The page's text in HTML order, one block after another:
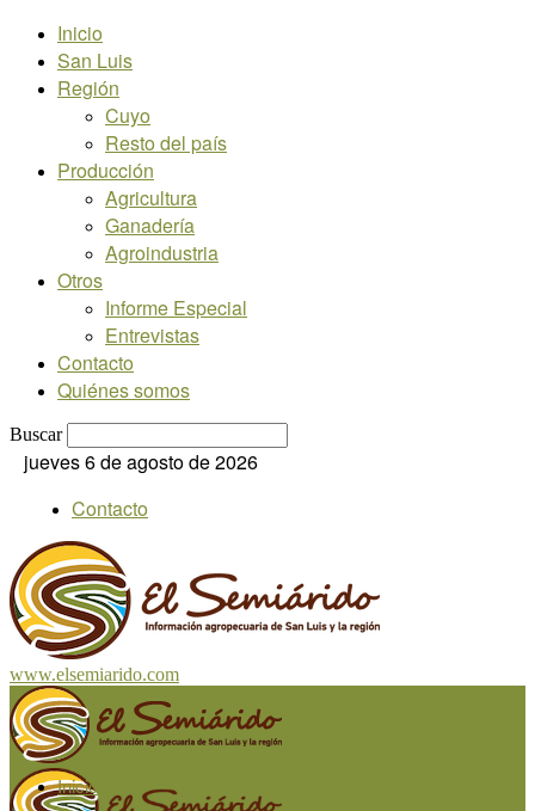
Inicio
San Luis
Región
Cuyo
Resto del país
Producción
Agricultura
Ganadería
Agroindustria
Otros
Informe Especial
Entrevistas
Contacto
Quiénes somos
Buscar
jueves 6 de agosto de 2026
Contacto
www.elsemiarido.com
Inicio